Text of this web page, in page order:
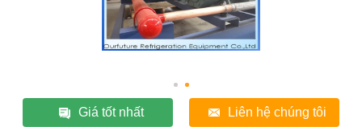
Giá tốt nhất Liên hệ chúng tôi